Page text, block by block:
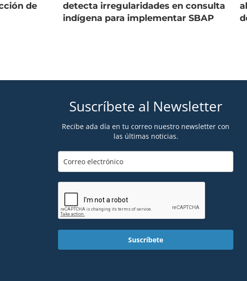
de
detecta irregularidades en consulta
indígena para implementar SBAP
Suscríbete al Newsletter
Recibe ada día en tu correo nuestro newsletter con
las últimas noticias.
Suscríbete